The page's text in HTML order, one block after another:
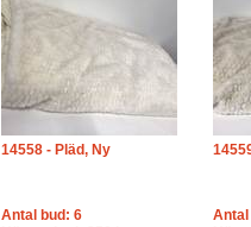
14558 - Pläd, Ny
Antal bud: 6
Antal